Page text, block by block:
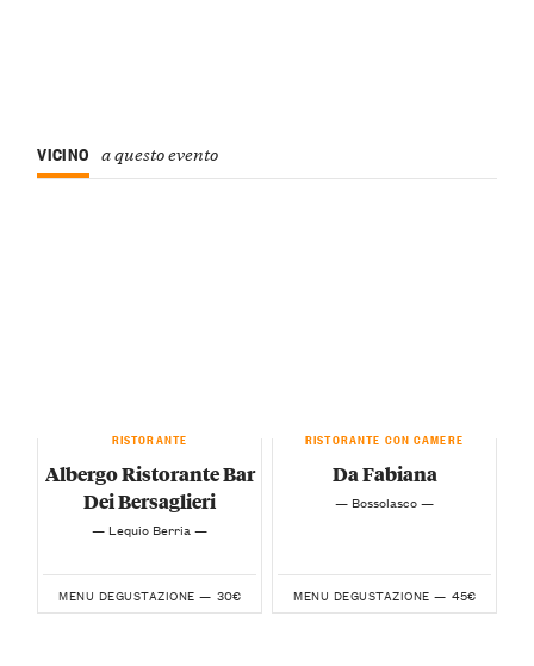
VICINO a questo evento
RISTORANTE
Albergo Ristorante Bar
Dei Bersaglieri
— Lequio Berria —
MENU DEGUSTAZIONE — 30€
RISTORANTE CON CAMERE
Da Fabiana
— Bossolasco —
MENU DEGUSTAZIONE — 45€